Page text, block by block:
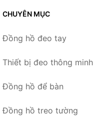
CHUYÊN MỤC
Đồng hồ đeo tay
Thiết bị đeo thông minh
Đồng hồ để bàn
Đồng hồ treo tường